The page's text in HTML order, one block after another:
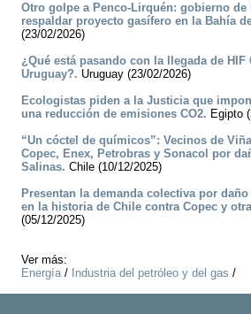
Otro golpe a Penco-Lirquén: gobierno
respaldar proyecto gasífero en la Bahía
(23/02/2026)
¿Qué está pasando con la llegada de HIF
Uruguay?. Uruguay (23/02/2026)
Ecologistas piden a la Justicia que
una reducción de emisiones CO2. Egipto
“Un cóctel de químicos”: Vecinos de
Copec, Enex, Petrobras y Sonacol por
Salinas. Chile (10/12/2025)
Presentan la demanda colectiva por
en la historia de Chile contra Copec y
(05/12/2025)
Ver más:
Energía/ Industria del petróleo y del gas /